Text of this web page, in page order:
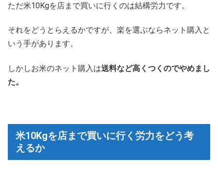
ただ米10Kgを店まで買いに行くのは結構労力です。
それをどうとらえるかですが、楽を選ぶならネット購入と
いう手があります。
しかしお米のネット購入は送料など高くつくのでやめまし
た。
米10Kgを店まで買いに行く労力をどう考
えるか